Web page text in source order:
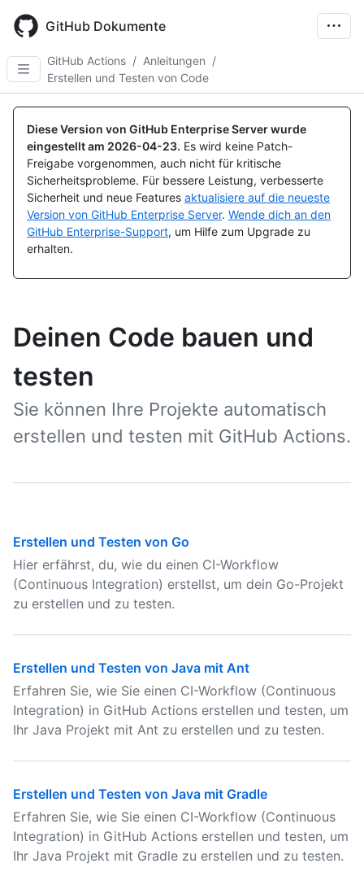
main
content
GitHub Dokumente
GitHub Actions / Anleitungen /
Erstellen und Testen von Code
Diese Version von GitHub Enterprise Server wurde
eingestellt am 2026-04-23. Es wird keine Patch-
Freigabe vorgenommen, auch nicht für kritische
Sicherheitsprobleme. Für bessere Leistung, verbesserte
Sicherheit und neue Features aktualisiere auf die neueste
Version von GitHub Enterprise Server. Wende dich an den
GitHub Enterprise-Support, um Hilfe zum Upgrade zu
erhalten.
Deinen Code bauen und
testen
Sie können Ihre Projekte automatisch
erstellen und testen mit GitHub Actions.
Erstellen und Testen von Go
Hier erfährst, du, wie du einen CI-Workflow
(Continuous Integration) erstellst, um dein Go-Projekt
zu erstellen und zu testen.
Erstellen und Testen von Java mit Ant
Erfahren Sie, wie Sie einen CI-Workflow (Continuous
Integration) in GitHub Actions erstellen und testen, um
Ihr Java Projekt mit Ant zu erstellen und zu testen.
Erstellen und Testen von Java mit Gradle
Erfahren Sie, wie Sie einen CI-Workflow (Continuous
Integration) in GitHub Actions erstellen und testen, um
Ihr Java Projekt mit Gradle zu erstellen und zu testen.